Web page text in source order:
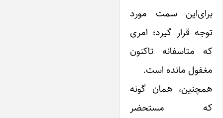
برای‌این سمت مورد
توجه قرار گیرد؛ امری
که متاسفانه تاکنون
مغفول مانده است.
همچنین، همان گونه
که مستحضر